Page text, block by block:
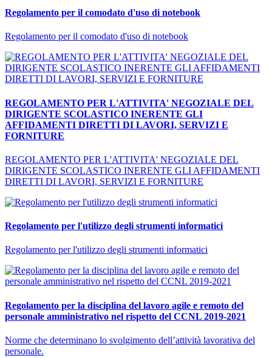
Regolamento per il comodato d'uso di notebook
Regolamento per il comodato d'uso di notebook
REGOLAMENTO PER L'ATTIVITA' NEGOZIALE DEL
DIRIGENTE SCOLASTICO INERENTE GLI
AFFIDAMENTI DIRETTI DI LAVORI, SERVIZI E
FORNITURE
REGOLAMENTO PER L'ATTIVITA' NEGOZIALE DEL
DIRIGENTE SCOLASTICO INERENTE GLI AFFIDAMENTI
DIRETTI DI LAVORI, SERVIZI E FORNITURE
Regolamento per l'utilizzo degli strumenti informatici
Regolamento per l'utilizzo degli strumenti informatici
Regolamento per la disciplina del lavoro agile e remoto del
personale amministrativo nel rispetto del CCNL 2019-2021
Norme che determinano lo svolgimento dell’attività lavorativa del
personale.